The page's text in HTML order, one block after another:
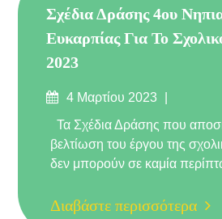
Σχέδια Δράσης 4ου
Ευκαρπίας Για Το
2023
Δημοσιεύτηκε
4 Μαρτίου 2023
Τα Σχέδια Δράσης που
βελτίωση του έργου της
δεν μπορούν σε καμία
Διαβάστε περισσότερα